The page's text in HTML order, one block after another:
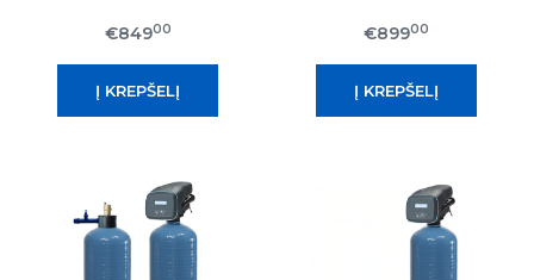
€84900 €89900